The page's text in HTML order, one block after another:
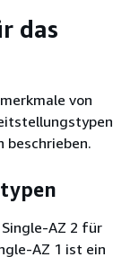
das
von
beschrieben.
Single-AZ 2 für
AZ 1 ist ein